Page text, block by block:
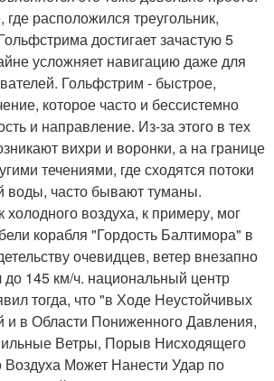
где расположился треугольник,
достигает зачастую 5
усложняет навигацию даже для
Гольфстрим - быстрое,
которое часто и бессистемно
и направление. Из-за этого в тех
вихри и воронки, а на границе
течениями, где сходятся потоки
воды, часто бывают туманы.
воздуха, к примеру, мог
корабля "Гордость Балтимора" в
очевидцев, ветер внезапно
до 145 км/ч. национальный центр
тогда, что "в Ходе Неустойчивых
и в Области Пониженного Давления,
Ветры, Порыв Нисходящего
Воздуха Может Нанести Удар по